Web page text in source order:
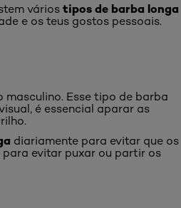
vários tipos de barba longa
e os teus gostos pessoais.
Esse tipo de barba
é essencial aparar as
diariamente para evitar que os
para evitar puxar ou partir os